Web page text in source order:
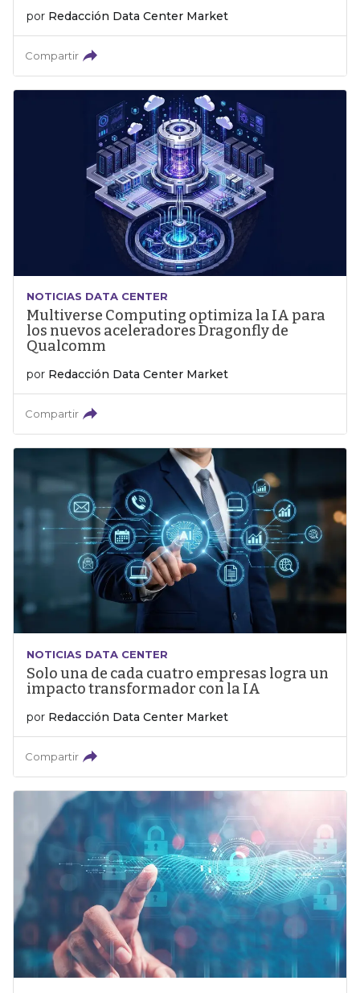
por Redacción Data Center Market
Compartir
NOTICIAS DATA CENTER
Multiverse Computing optimiza la IA para
los nuevos aceleradores Dragonfly de
Qualcomm
por Redacción Data Center Market
Compartir
NOTICIAS DATA CENTER
Solo una de cada cuatro empresas logra un
impacto transformador con la IA
por Redacción Data Center Market
Compartir